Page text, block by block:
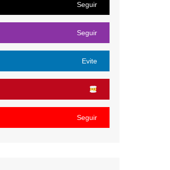
Seguir
Seguir
Evite
Seguir